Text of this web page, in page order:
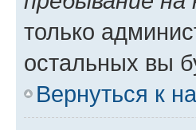
только
остальных вы
Вернуться к